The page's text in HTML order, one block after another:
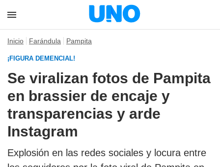
Inicio Farándula Pampita
¡FIGURA DEMENCIAL!
Se viralizan fotos de Pampita
en brassier de encaje y
transparencias y arde
Instagram
Explosión en las redes sociales y locura entre